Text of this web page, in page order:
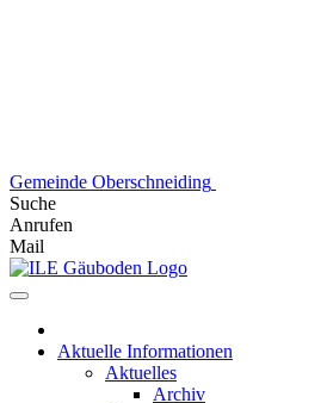
Gemeinde Oberschneiding
Suche
Anrufen
Mail
Aktuelle Informationen
Aktuelles
Archiv